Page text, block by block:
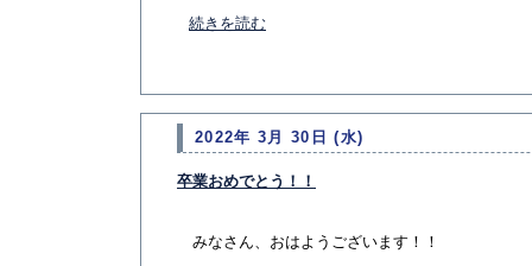
続きを読む
2022年 3月 30日 (水)
卒業おめでとう！！
みなさん、おはようございます！！